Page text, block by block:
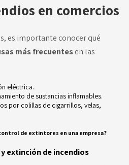
en comercios
es importante conocer qué
más frecuentesen las
eléctrica.
de sustancias inflamables.
por colillas de cigarrillos, velas,
de extintores en una empresa?
extinción de incendios